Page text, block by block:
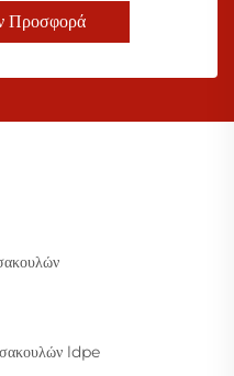
Προσφορά
σακουλών ldpe